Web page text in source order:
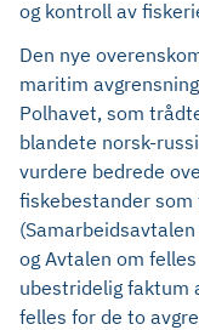
og kontroll av
Den nye
maritim
Polhavet, som
blandete norsk-
vurdere bedrede
fiskebestander
og Avtalen om
ubestridelig faktum
felles for de to